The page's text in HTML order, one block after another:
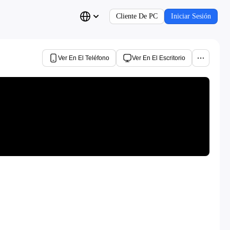
Cliente De PC Iniciar Sesión
Ver En El Teléfono Ver En El Escritorio